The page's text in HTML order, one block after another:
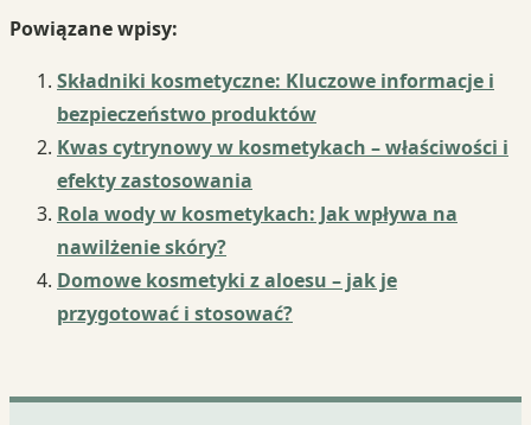
Powiązane wpisy:
Składniki kosmetyczne: Kluczowe informacje i
bezpieczeństwo produktów
Kwas cytrynowy w kosmetykach – właściwości i
efekty zastosowania
Rola wody w kosmetykach: Jak wpływa na
nawilżenie skóry?
Domowe kosmetyki z aloesu – jak je
przygotować i stosować?